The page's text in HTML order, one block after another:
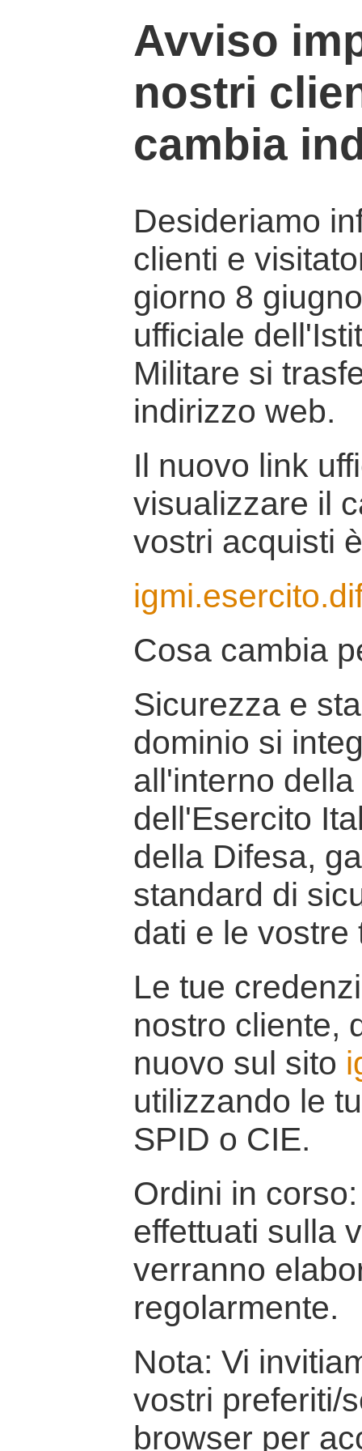
Avviso
nostri
cambia
Desideriamo
clienti e
giorno 8
ufficiale
Militare si
indirizzo web.
Il nuovo link
visualizzare il
vostri acquisti
Cosa cambia
Sicurezza e
dominio si
all'interno
dell'Esercito
della Difesa,
standard di
dati e le vostre
Le tue
nostro cliente,
nuovo sul sito
utilizzando le
SPID o CIE.
Ordini in
effettuati sulla
verranno
regolarmente.
Nota: Vi
vostri preferiti/
browser per